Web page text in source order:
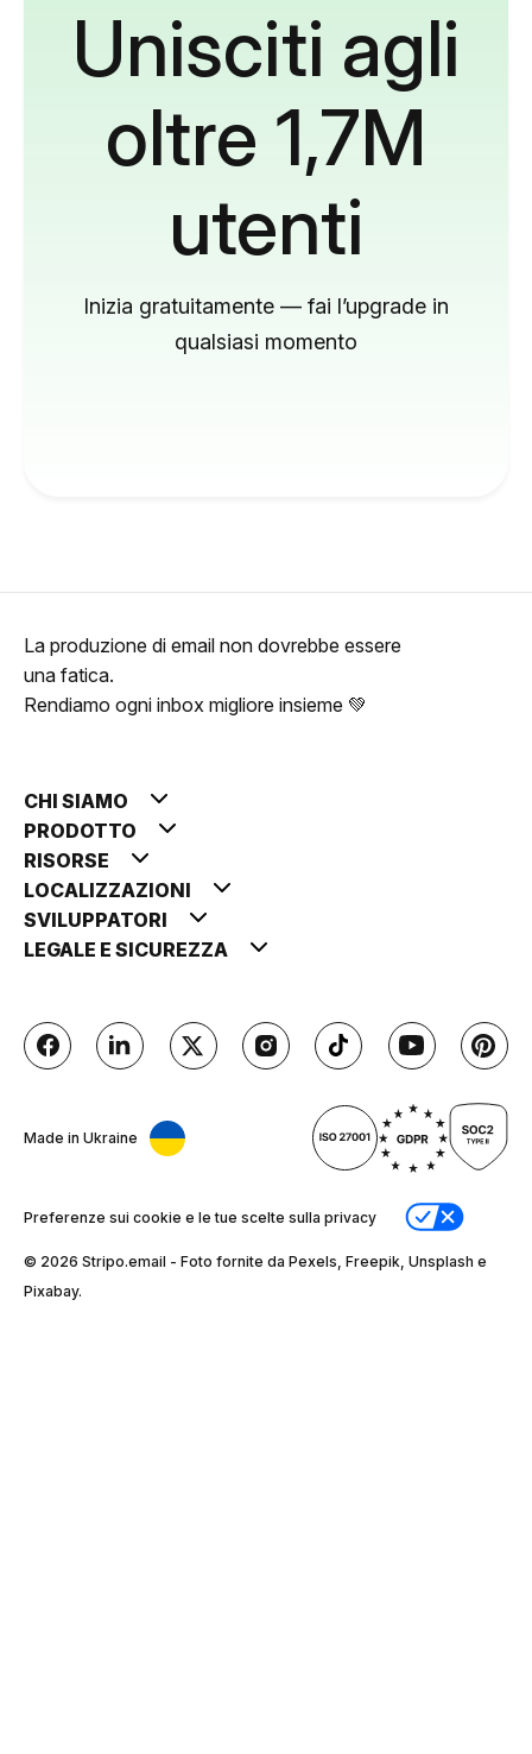
Unisciti agli
oltre 1,7M
utenti
Inizia gratuitamente — fai l’upgrade in
qualsiasi momento
La produzione di email non dovrebbe essere
una fatica.
Rendiamo ogni inbox migliore insieme 💚
CHI SIAMO
PRODOTTO
RISORSE
LOCALIZZAZIONI
SVILUPPATORI
LEGALE E SICUREZZA
Made in Ukraine
Preferenze sui cookie e le tue scelte sulla privacy
© 2026 Stripо.email - Foto fornite da Pexels, Freepik, Unsplash e
Pixabay.